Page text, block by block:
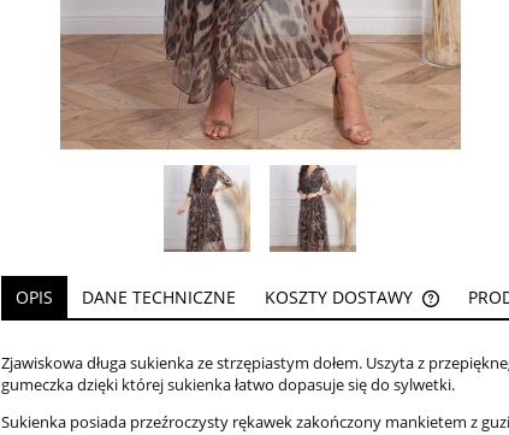
OPIS DANE TECHNICZNE KOSZTY DOSTAWY
CENA
Zjawiskowa długa sukienka ze strzępiastym dołem. Uszyta z
gumeczka dzięki której sukienka łatwo dopasuje się do sylwetki.
Sukienka posiada przeźroczysty rękawek zakończony mankietem z